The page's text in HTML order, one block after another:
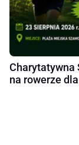
Charytatywna
na rowerze